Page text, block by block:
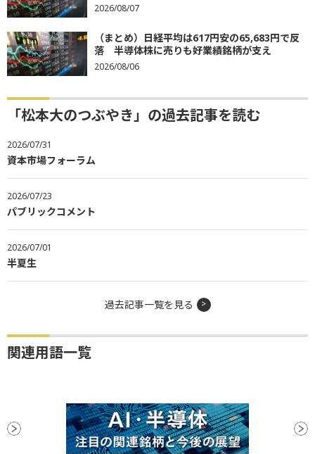
2026/08/07
（まとめ）日経平均は617円安の65,683円で反
落 半導体株に売りも好業績銘柄が支え
2026/08/06
「松本大のつぶやき」の過去記事を読む
2026/07/31
資本市場フォーラム
2026/07/23
パブリックコメント
2026/07/01
半夏生
過去記事一覧を見る
関連用語一覧